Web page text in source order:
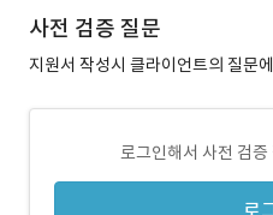
사전 검증 질문
지원서 작성시 클라이언트의 질문
로그인해서 사전 검
로